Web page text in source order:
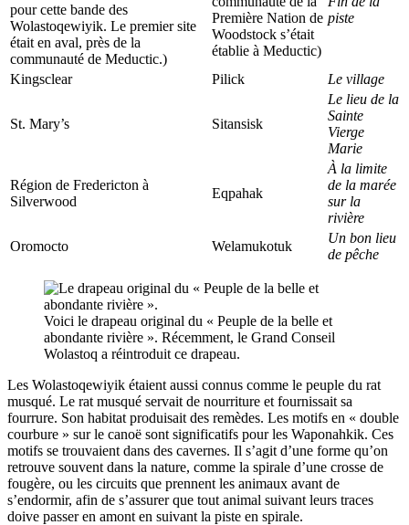
pour cette bande des
Wolastoqewiyik. Le premier site
était en aval, près de la
communauté de Meductic.)
Première Nation de
Woodstock s’était
établie à Meductic)
piste
Kingsclear Pilick Le village
St. Mary’s Sitansisk
Le lieu de la
Sainte
Vierge
Marie
Région de Fredericton à
Silverwood
Eqpahak
À la limite
de la marée
sur la
rivière
Oromocto
Welamukotuk
Un bon lieu
de pêche
Voici le drapeau original du « Peuple de la belle et
abondante rivière ». Récemment, le Grand Conseil
Wolastoq a réintroduit ce drapeau.
Les Wolastoqewiyik étaient aussi connus comme le peuple du rat
musqué. Le rat musqué servait de nourriture et fournissait sa
fourrure. Son habitat produisait des remèdes. Les motifs en « double
courbure » sur le canoë sont significatifs pour les Waponahkik. Ces
motifs se trouvaient dans des cavernes. Il s’agit d’une forme qu’on
retrouve souvent dans la nature, comme la spirale d’une crosse de
fougère, ou les circuits que prennent les animaux avant de
s’endormir, afin de s’assurer que tout animal suivant leurs traces
doive passer en amont en suivant la piste en spirale.